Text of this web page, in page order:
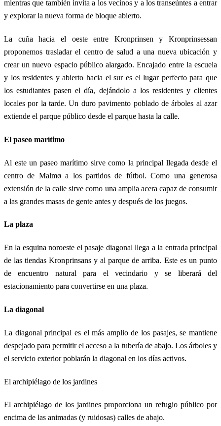
mientras que también invita a los vecinos y a los transeúntes a entrar
y explorar la nueva forma de bloque abierto.
La cuña hacia el oeste entre Kronprinsen y Kronprinsessan
proponemos trasladar el centro de salud a una nueva ubicación y
crear un nuevo espacio público alargado. Encajado entre la escuela
y los residentes y abierto hacia el sur es el lugar perfecto para que
los estudiantes pasen el día, dejándolo a los residentes y clientes
locales por la tarde. Un duro pavimento poblado de árboles al azar
extiende el parque público desde el parque hasta la calle.
El paseo marítimo
Al este un paseo marítimo sirve como la principal llegada desde el
centro de Malmø a los partidos de fútbol. Como una generosa
extensión de la calle sirve como una amplia acera capaz de consumir
a las grandes masas de gente antes y después de los juegos.
La plaza
En la esquina noroeste el pasaje diagonal llega a la entrada principal
de las tiendas Kronprinsans y al parque de arriba. Este es un punto
de encuentro natural para el vecindario y se liberará del
estacionamiento para convertirse en una plaza.
La diagonal
La diagonal principal es el más amplio de los pasajes, se mantiene
despejado para permitir el acceso a la tubería de abajo. Los árboles y
el servicio exterior poblarán la diagonal en los días activos.
El archipiélago de los jardines
El archipiélago de los jardines proporciona un refugio público por
encima de las animadas (y ruidosas) calles de abajo.